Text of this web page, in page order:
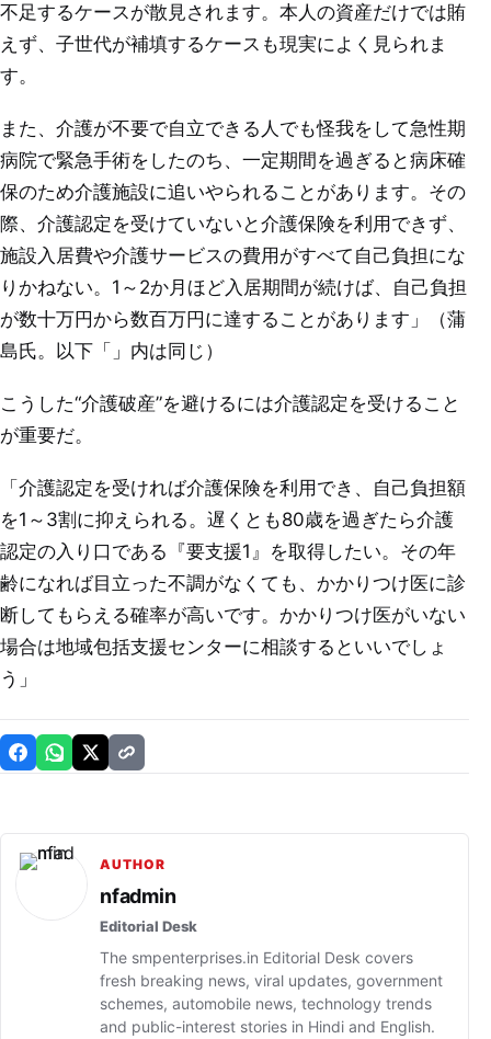
不足するケースが散見されます。本人の資産だけでは賄
えず、子世代が補填するケースも現実によく見られま
す。
また、介護が不要で自立できる人でも怪我をして急性期
病院で緊急手術をしたのち、一定期間を過ぎると病床確
保のため介護施設に追いやられることがあります。その
際、介護認定を受けていないと介護保険を利用できず、
施設入居費や介護サービスの費用がすべて自己負担にな
りかねない。1～2か月ほど入居期間が続けば、自己負担
が数十万円から数百万円に達することがあります」（蒲
島氏。以下「」内は同じ）
こうした“介護破産”を避けるには介護認定を受けること
が重要だ。
「介護認定を受ければ介護保険を利用でき、自己負担額
を1～3割に抑えられる。遅くとも80歳を過ぎたら介護
認定の入り口である『要支援1』を取得したい。その年
齢になれば目立った不調がなくても、かかりつけ医に診
断してもらえる確率が高いです。かかりつけ医がいない
場合は地域包括支援センターに相談するといいでしょ
う」
AUTHOR
nfadmin
Editorial Desk
The smpenterprises.in Editorial Desk covers
fresh breaking news, viral updates, government
schemes, automobile news, technology trends
and public-interest stories in Hindi and English.